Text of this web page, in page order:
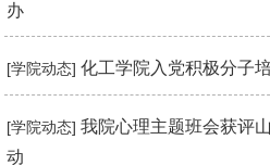
办
[学院动态]化工学院入党积极分子
[学院动态]我院心理主题班会获评
动